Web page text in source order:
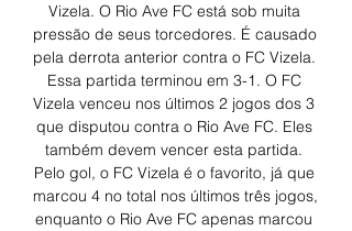
Vizela. O Rio Ave FC está sob muita
pressão de seus torcedores. É causado
pela derrota anterior contra o FC Vizela.
Essa partida terminou em 3-1. O FC
Vizela venceu nos últimos 2 jogos dos 3
que disputou contra o Rio Ave FC. Eles
também devem vencer esta partida.
Pelo gol, o FC Vizela é o favorito, já que
marcou 4 no total nos últimos três jogos,
enquanto o Rio Ave FC apenas marcou